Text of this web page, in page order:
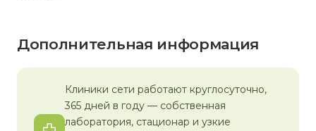
Дополнительная информация
Клиники сети работают круглосуточно,
365 дней в году — собственная
лаборатория, стационар и узкие